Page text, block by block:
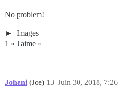
No problem!
Images
1 « J'aime »
Johani (Joe) Juin 30, 2018, 7:26
13